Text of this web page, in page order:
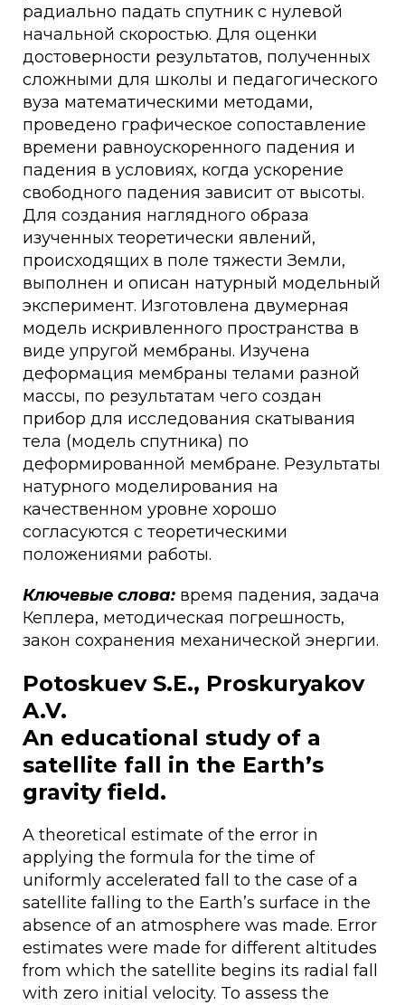
радиально падать спутник с нулевой
начальной скоростью. Для оценки
достоверности результатов, полученных
сложными для школы и педагогического
вуза математическими методами,
проведено графическое сопоставление
времени равноускоренного падения и
падения в условиях, когда ускорение
свободного падения зависит от высоты.
Для создания наглядного образа
изученных теоретически явлений,
происходящих в поле тяжести Земли,
выполнен и описан натурный модельный
эксперимент. Изготовлена двумерная
модель искривленного пространства в
виде упругой мембраны. Изучена
деформация мембраны телами разной
массы, по результатам чего создан
прибор для исследования скатывания
тела (модель спутника) по
деформированной мембране. Результаты
натурного моделирования на
качественном уровне хорошо
согласуются с теоретическими
положениями работы.
Ключевые слова: время падения, задача
Кеплера, методическая погрешность,
закон сохранения механической энергии.
Potoskuev S.E., Proskuryakov
A.V.
An educational study of a
satellite fall in the Earth’s
gravity field.
A theoretical estimate of the error in
applying the formula for the time of
uniformly accelerated fall to the case of a
satellite falling to the Earth’s surface in the
absence of an atmosphere was made. Error
estimates were made for different altitudes
from which the satellite begins its radial fall
with zero initial velocity. To assess the